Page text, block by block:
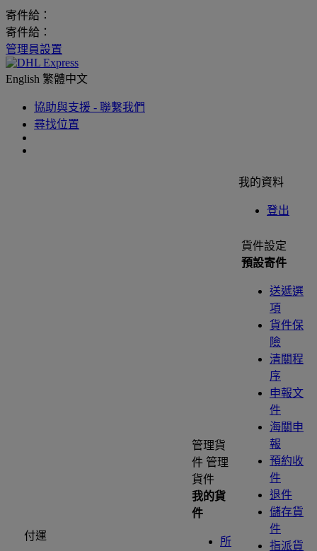
寄件給：
寄件給：
管理員設置
English 繁體中文
協助與支援 - 聯繫我們
尋找位置
我的資料
登出
付運
管理貨
件 管理
貨件
我的貨
件
所
貨件設定
預設寄件
送遞選
項
貨件保
險
清關程
序
申報文
件
海關申
報
預約收
件
退件
儲存貨
件
指派貨